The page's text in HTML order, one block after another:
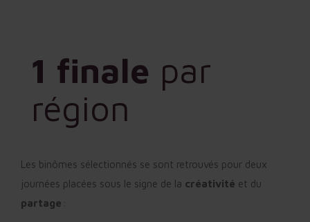
1 finale par
région
Les binômes sélectionnés se sont retrouvés pour deux
journées placées sous le signe de la créativité et du
partage :